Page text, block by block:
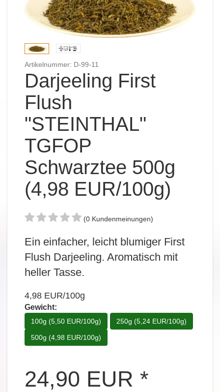
Artikelnummer: D-99-11
Darjeeling First
Flush
"STEINTHAL"
TGFOP
Schwarztee 500g
(4,98 EUR/100g)
(0 Kundenmeinungen)
Ein einfacher, leicht blumiger First
Flush Darjeeling. Aromatisch mit
heller Tasse.
4,98 EUR/100g
Gewicht:
100g (5,50 EUR/100g) 250g (5,24 EUR/100g)
500g (4,98 EUR/100g)
24,90 EUR *